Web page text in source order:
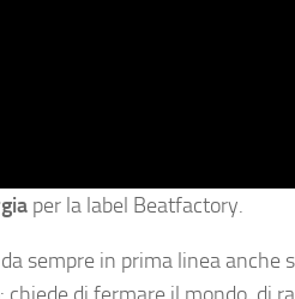
per la label Beatfactory.
sempre in prima linea